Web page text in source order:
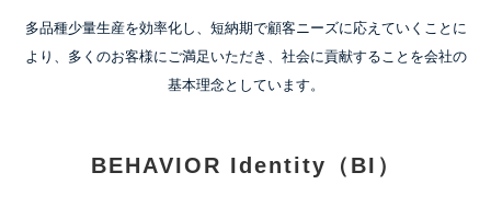
多品種少量生産を効率化し、短納期で顧客ニーズに応えていくことに
より、 多くのお客様にご満足いただき、社会に貢献することを会社の
基本理念としています。
BEHAVIOR Identity（BI）